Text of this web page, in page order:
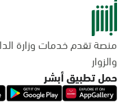
منصة تقدم خدمات وزارة
والزوار
حمل تطبيق أبشر